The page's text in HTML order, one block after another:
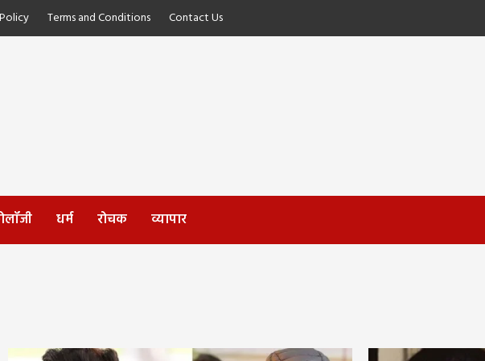
Terms and Conditions Contact Us
धर्म रोचक व्यापार